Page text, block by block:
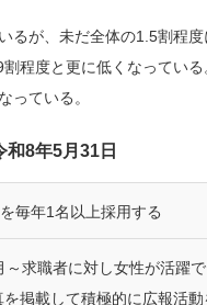
るが、未だ全体の1.5割程度
程度と更に低くなっている
っている。
8年5月31日
毎年1名以上採用する
～求職者に対し女性が活躍
掲載して積極的に広報活動